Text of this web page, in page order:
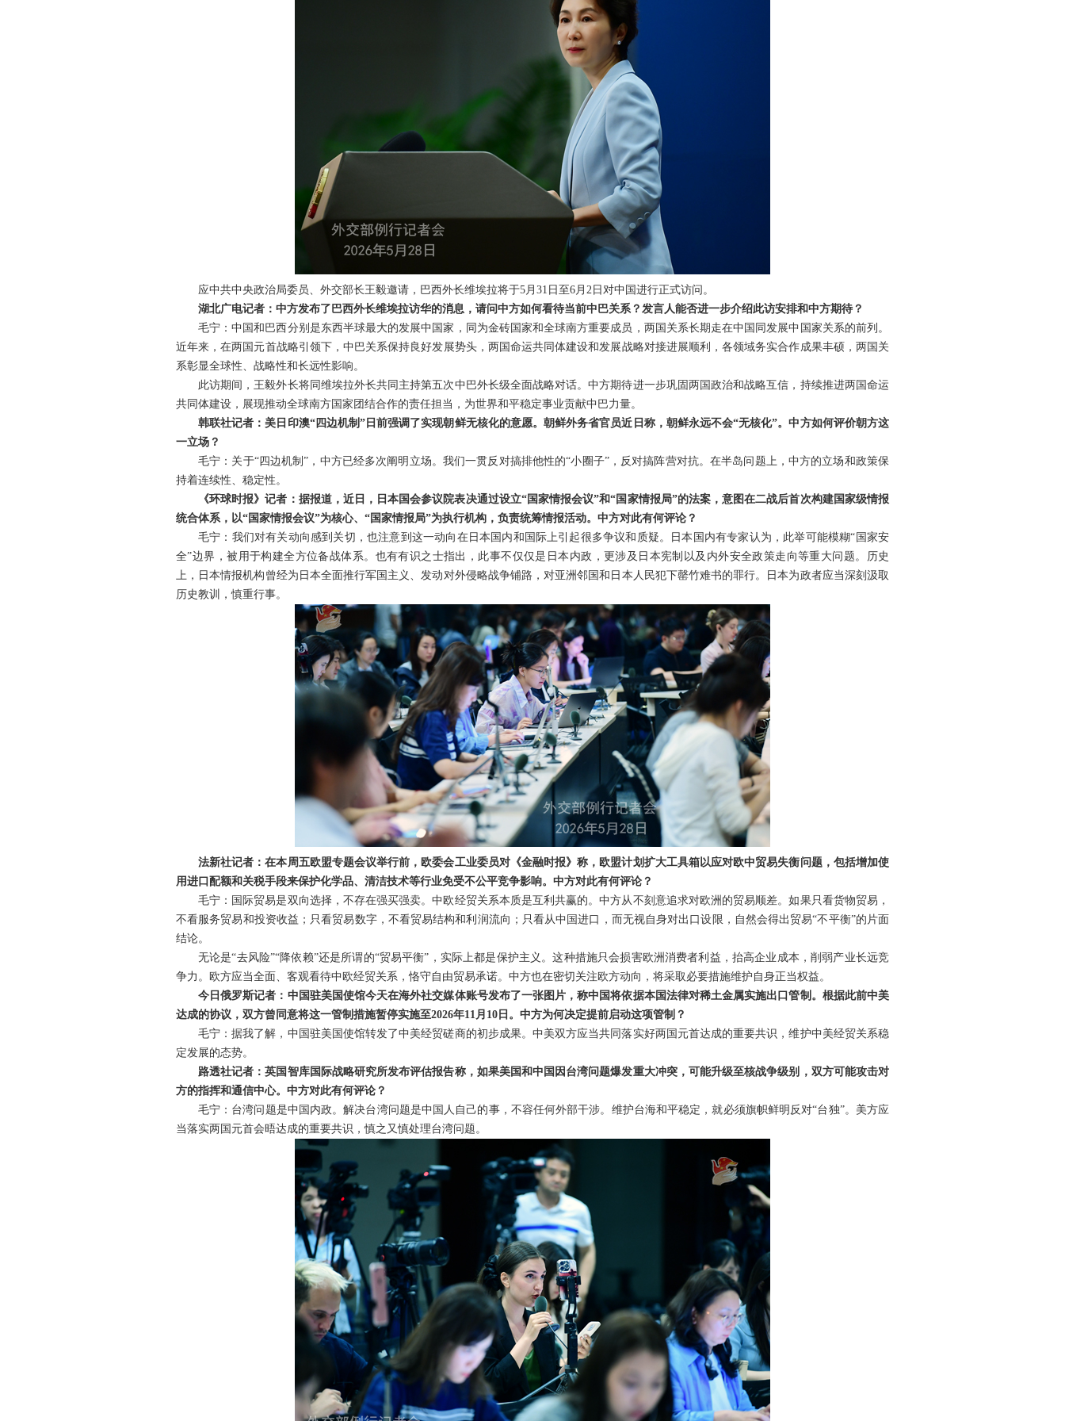
应中共中央政治局委员、外交部长王毅邀请，巴西外长维埃拉将于5月31日至6月2日对中国进行正式访问。
湖北广电记者：中方发布了巴西外长维埃拉访华的消息，请问中方如何看待当前中巴关系？发言人能否进一步介绍此访安排和中方期待？
毛宁：中国和巴西分别是东西半球最大的发展中国家，同为金砖国家和全球南方重要成员，两国关系长期走在中国同发展中国家关系的前列。
近年来，在两国元首战略引领下，中巴关系保持良好发展势头，两国命运共同体建设和发展战略对接进展顺利，各领域务实合作成果丰硕，两国关
系彰显全球性、战略性和长远性影响。
此访期间，王毅外长将同维埃拉外长共同主持第五次中巴外长级全面战略对话。中方期待进一步巩固两国政治和战略互信，持续推进两国命运
共同体建设，展现推动全球南方国家团结合作的责任担当，为世界和平稳定事业贡献中巴力量。
韩联社记者：美日印澳“四边机制”日前强调了实现朝鲜无核化的意愿。朝鲜外务省官员近日称，朝鲜永远不会“无核化”。中方如何评价朝方这
一立场？
毛宁：关于“四边机制”，中方已经多次阐明立场。我们一贯反对搞排他性的“小圈子”，反对搞阵营对抗。在半岛问题上，中方的立场和政策保
持着连续性、稳定性。
《环球时报》记者：据报道，近日，日本国会参议院表决通过设立“国家情报会议”和“国家情报局”的法案，意图在二战后首次构建国家级情报
统合体系，以“国家情报会议”为核心、“国家情报局”为执行机构，负责统筹情报活动。中方对此有何评论？
毛宁：我们对有关动向感到关切，也注意到这一动向在日本国内和国际上引起很多争议和质疑。日本国内有专家认为，此举可能模糊“国家安
全”边界，被用于构建全方位备战体系。也有有识之士指出，此事不仅仅是日本内政，更涉及日本宪制以及内外安全政策走向等重大问题。历史
上，日本情报机构曾经为日本全面推行军国主义、发动对外侵略战争铺路，对亚洲邻国和日本人民犯下罄竹难书的罪行。日本为政者应当深刻汲取
历史教训，慎重行事。
法新社记者：在本周五欧盟专题会议举行前，欧委会工业委员对《金融时报》称，欧盟计划扩大工具箱以应对欧中贸易失衡问题，包括增加使
用进口配额和关税手段来保护化学品、清洁技术等行业免受不公平竞争影响。中方对此有何评论？
毛宁：国际贸易是双向选择，不存在强买强卖。中欧经贸关系本质是互利共赢的。中方从不刻意追求对欧洲的贸易顺差。如果只看货物贸易，
不看服务贸易和投资收益；只看贸易数字，不看贸易结构和利润流向；只看从中国进口，而无视自身对出口设限，自然会得出贸易“不平衡”的片面
结论。
无论是“去风险”“降依赖”还是所谓的“贸易平衡”，实际上都是保护主义。这种措施只会损害欧洲消费者利益，抬高企业成本，削弱产业长远竞
争力。欧方应当全面、客观看待中欧经贸关系，恪守自由贸易承诺。中方也在密切关注欧方动向，将采取必要措施维护自身正当权益。
今日俄罗斯记者：中国驻美国使馆今天在海外社交媒体账号发布了一张图片，称中国将依据本国法律对稀土金属实施出口管制。根据此前中美
达成的协议，双方曾同意将这一管制措施暂停实施至2026年11月10日。中方为何决定提前启动这项管制？
毛宁：据我了解，中国驻美国使馆转发了中美经贸磋商的初步成果。中美双方应当共同落实好两国元首达成的重要共识，维护中美经贸关系稳
定发展的态势。
路透社记者：英国智库国际战略研究所发布评估报告称，如果美国和中国因台湾问题爆发重大冲突，可能升级至核战争级别，双方可能攻击对
方的指挥和通信中心。中方对此有何评论？
毛宁：台湾问题是中国内政。解决台湾问题是中国人自己的事，不容任何外部干涉。维护台海和平稳定，就必须旗帜鲜明反对“台独”。美方应
当落实两国元首会晤达成的重要共识，慎之又慎处理台湾问题。